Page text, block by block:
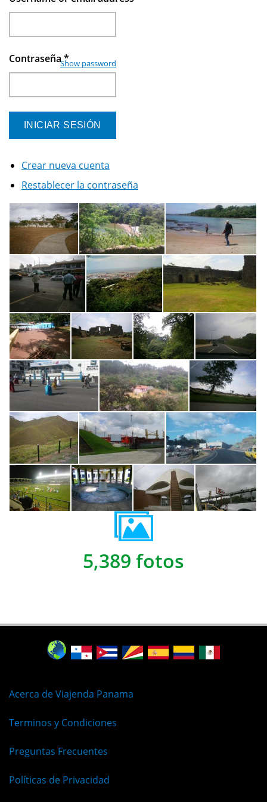
Contraseña*
Show password
Crear nueva cuenta
Restablecer la contraseña
5,389 fotos
Acerca de Viajenda Panama
Terminos y Condiciones
Preguntas Frecuentes
Políticas de Privacidad